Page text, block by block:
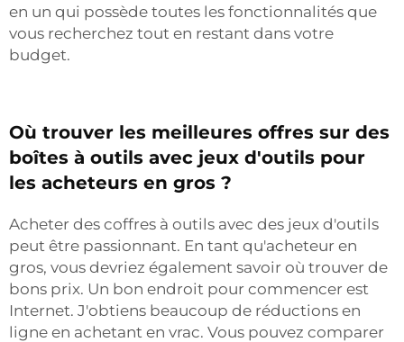
en un qui possède toutes les fonctionnalités que
vous recherchez tout en restant dans votre
budget.
Où trouver les meilleures offres sur des
boîtes à outils avec jeux d'outils pour
les acheteurs en gros ?
Acheter des coffres à outils avec des jeux d'outils
peut être passionnant. En tant qu'acheteur en
gros, vous devriez également savoir où trouver de
bons prix. Un bon endroit pour commencer est
Internet. J'obtiens beaucoup de réductions en
ligne en achetant en vrac. Vous pouvez comparer